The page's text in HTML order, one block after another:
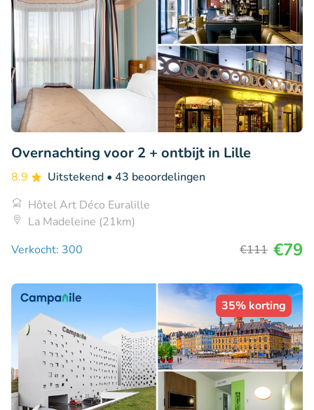
Overnachting voor 2 + ontbijt in Lille
8.9 Uitstekend • 43 beoordelingen
Hôtel Art Déco Euralille
La Madeleine (21km)
Verkocht: 300
€111 €79
35% korting